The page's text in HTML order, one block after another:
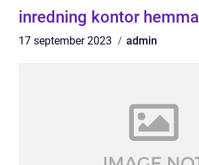
inredning kontor hemma
17 september 2023 admin